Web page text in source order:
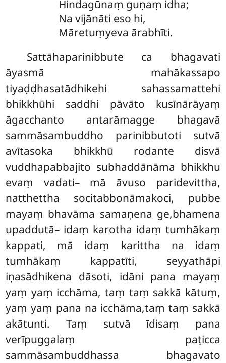
Hindagūnaṃ guṇaṃ idha;
Na vijānāti eso hi,
Māretuṃyeva ārabhīti.
Sattāhaparinibbute ca bhagavati
āyasmā mahākassapo
tiyaḍḍhasatādhikehi sahassamattehi
bhikkhūhi saddhi pāvāto kusīnārāyaṃ
āgacchanto antarāmagge bhagavā
sammāsambuddho parinibbutoti sutvā
avītasoka bhikkhū rodante disvā
vuddhapabbajito subhaddānāma bhikkhu
evaṃ vadati– mā āvuso paridevittha,
natthettha socitabbonāmakoci, pubbe
mayaṃ bhavāma samaṇena ge,bhamena
upaddutā– idaṃ karotha idaṃ tumhākaṃ
kappati, mā idaṃ karittha na idaṃ
tumhākaṃ kappatīti, seyyathāpi
iṇasādhikena dāsoti, idāni pana mayaṃ
yaṃ yaṃ icchāma, taṃ taṃ sakkā kātuṃ,
yaṃ yaṃ pana na icchāma,taṃ taṃ sakkā
akātunti. Taṃ sutvā īdisaṃ pana
verīpuggalaṃ paṭicca
sammāsambuddhassa bhagavato